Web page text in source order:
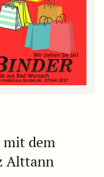
mit dem
Alttann